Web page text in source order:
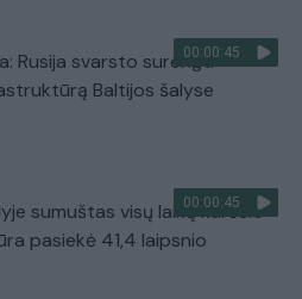
00:00:45
Rusija svarsto surengti
Baltijos šalyse
00:00:45
sumuštas visų laikų karščio
pasiekė 41,4 laipsnio